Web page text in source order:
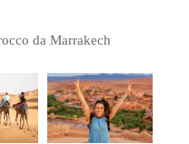
da Marrakech